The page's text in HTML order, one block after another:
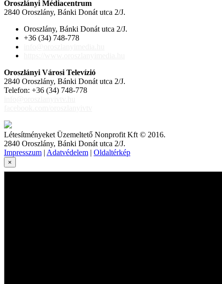
Oroszlányi Médiacentrum
2840 Oroszlány, Bánki Donát utca 2/J.
Oroszlány, Bánki Donát utca 2/J.
+36 (34) 748-778
Oroszlányi Városi Televízió
2840 Oroszlány, Bánki Donát utca 2/J.
Telefon: +36 (34) 748-778
Létesítményeket Üzemeltető Nonprofit Kft © 2016.
2840 Oroszlány, Bánki Donát utca 2/J.
Impresszum | Adatvédelem | Oldaltérkép
×